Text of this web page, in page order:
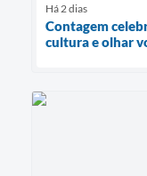
Há 2 dias
Contagem
cultura e olhar